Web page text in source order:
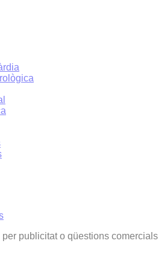
publicitat o qüestions comercials